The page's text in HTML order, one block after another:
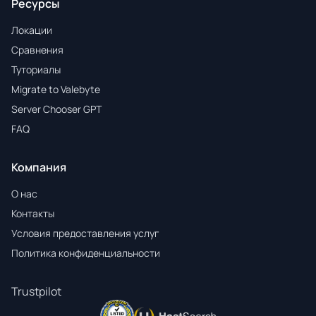
Ресурсы
Локации
Сравнения
Туториалы
Migrate to Valebyte
Server Chooser GPT
FAQ
Компания
О нас
Контакты
Условия предоставления услуг
Политика конфиденциальности
Trustpilot